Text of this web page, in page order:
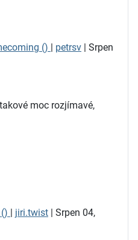
() | petrsv | Srpen
moc rozjímavé,
| jiri.twist | Srpen 04,